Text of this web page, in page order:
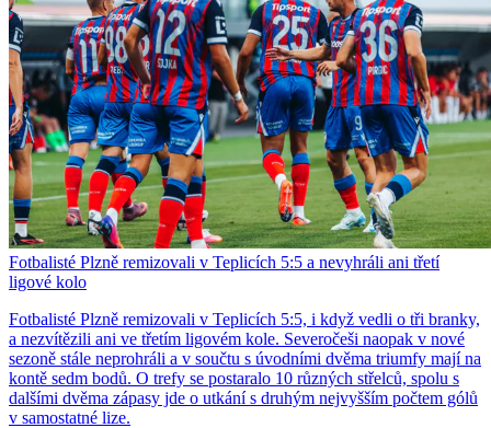
Fotbalisté Plzně remizovali v Teplicích 5:5 a nevyhráli ani třetí
ligové kolo
Fotbalisté Plzně remizovali v Teplicích 5:5, i když vedli o tři branky,
a nezvítězili ani ve třetím ligovém kole. Severočeši naopak v nové
sezoně stále neprohráli a v součtu s úvodními dvěma triumfy mají na
kontě sedm bodů. O trefy se postaralo 10 různých střelců, spolu s
dalšími dvěma zápasy jde o utkání s druhým nejvyšším počtem gólů
v samostatné lize.